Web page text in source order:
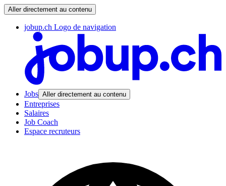
Aller directement au contenu
jobup.ch Logo de navigation
Jobs Aller directement au contenu
Entreprises
Salaires
Job Coach
Espace recruteurs